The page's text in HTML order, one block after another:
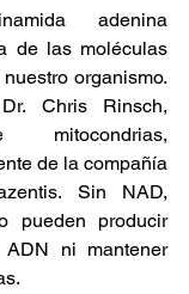
adenina
de las moléculas
organismo.
Chris Rinsch,
mitocondrias,
de la compañía
Sin NAD,
pueden producir
ni mantener